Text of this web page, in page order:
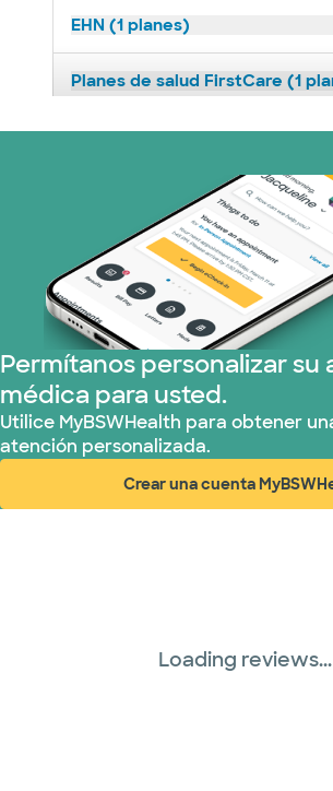
EHN (1 planes)
Planes de salud FirstCare (1
HealthSmart (2 planes)
Humana (9 planes)
Imagine Health (1 planes)
Independent Medical Systems
Medicaid (1 planes)
Medicare (2 planes)
Permítanos personalizar su
médica para usted.
Utilice MyBSWHealth para obtener
atención personalizada.
Crear una cuenta(abre en
Loading reviews...